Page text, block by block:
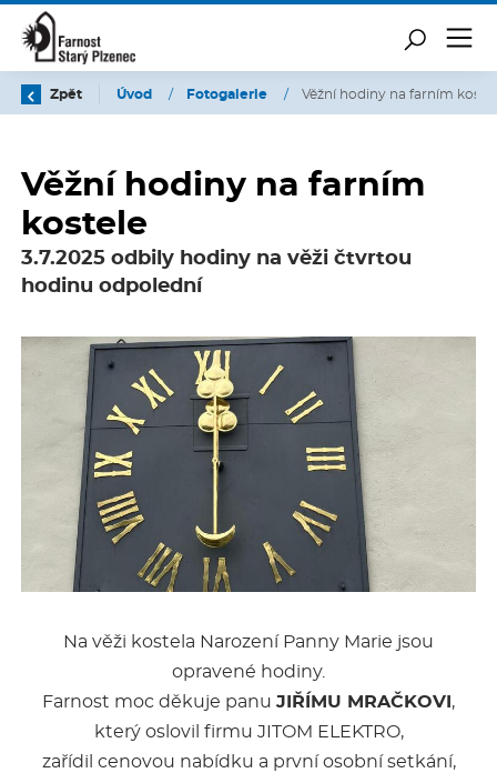
Zpět Úvod / Fotogalerie / Věžní hodiny na farním
Věžní hodiny na farním
kostele
3.7.2025 odbily hodiny na věži čtvrtou
hodinu odpolední
Na věži kostela Narození Panny Marie jsou
opravené hodiny.
Farnost moc děkuje panu JIŘÍMU MRAČKOVI ,
který oslovil firmu JITOM ELEKTRO,
zařídil cenovou nabídku a první osobní setkání,